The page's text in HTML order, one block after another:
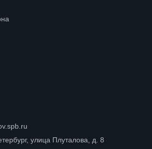
улица Плуталова, д. 8